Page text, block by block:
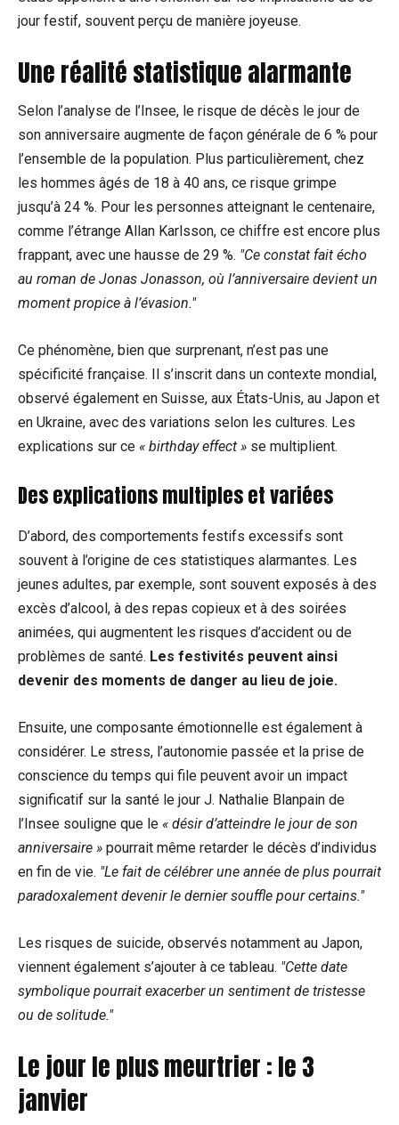
jour festif, souvent perçu de manière joyeuse.
Une réalité statistique alarmante
Selon l’analyse de l’Insee, le risque de décès le jour de
son anniversaire augmente de façon générale de 6 % pour
l’ensemble de la population. Plus particulièrement, chez
les hommes âgés de 18 à 40 ans, ce risque grimpe
jusqu’à 24 %. Pour les personnes atteignant le centenaire,
comme l’étrange Allan Karlsson, ce chiffre est encore plus
frappant, avec une hausse de 29 %. Ce constat fait écho
au roman de Jonas Jonasson, où l’anniversaire devient un
moment propice à l’évasion.
Ce phénomène, bien que surprenant, n’est pas une
spécificité française. Il s’inscrit dans un contexte mondial,
observé également en Suisse, aux États-Unis, au Japon et
en Ukraine, avec des variations selon les cultures. Les
explications sur ce « birthday effect » se multiplient.
Des explications multiples et variées
D’abord, des comportements festifs excessifs sont
souvent à l’origine de ces statistiques alarmantes. Les
jeunes adultes, par exemple, sont souvent exposés à des
excès d’alcool, à des repas copieux et à des soirées
animées, qui augmentent les risques d’accident ou de
problèmes de santé. Les festivités peuvent ainsi
devenir des moments de danger au lieu de joie.
Ensuite, une composante émotionnelle est également à
considérer. Le stress, l’autonomie passée et la prise de
conscience du temps qui file peuvent avoir un impact
significatif sur la santé le jour J. Nathalie Blanpain de
l’Insee souligne que le « désir d’atteindre le jour de son
anniversaire » pourrait même retarder le décès d’individus
en fin de vie. Le fait de célébrer une année de plus pourrait
paradoxalement devenir le dernier souffle pour certains.
Les risques de suicide, observés notamment au Japon,
viennent également s’ajouter à ce tableau. Cette date
symbolique pourrait exacerber un sentiment de tristesse
ou de solitude.
Le jour le plus meurtrier : le 3
janvier